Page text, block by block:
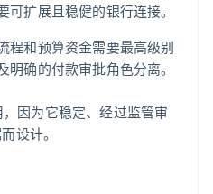
扩展且稳健的银行连接。
程和预算资金需要最高级别
明确的付款审批角色分离。
因为它稳定、经过监管审
设计。